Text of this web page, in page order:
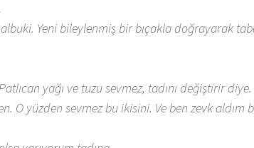
Yeni bileylenmiş bir bıçakla doğrayarak
yağı ve tuzu sevmez, tadını değiştirir
O yüzden sevmez bu ikisini. Ve ben zevk aldım